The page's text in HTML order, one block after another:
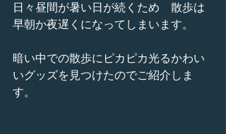
日々昼間が暑い日が続くため　散歩は
早朝か夜遅くになってしまいます。
暗い中での散歩にピカピカ光るかわい
いグッズを見つけたのでご紹介しま
す。